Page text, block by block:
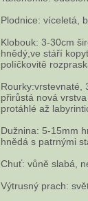
Plodnice: víceletá,
Klobouk: 3-30cm
hnědý,ve stáří
políčkovitě
Rourky:vrstevnaté,
přirůstá nová
protáhlé až
Dužnina: 5-15mm
hnědá s patrnými
Chuť: vůně slabá,
Výtrusný prach: